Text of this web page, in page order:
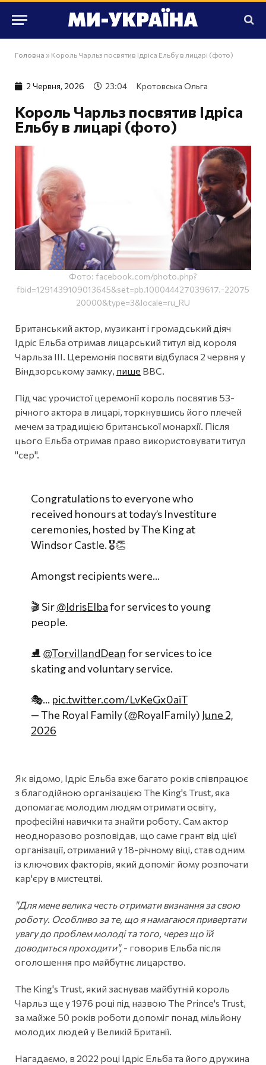
Головна » Король Чарльз посвятив Ідріса Ельбу в лицарі (фото)
2 Червня, 2026 23:04 Кротовська Ольга
Король Чарльз посвятив Ідріса
Ельбу в лицарі (фото)
Фото: facebook.com/photo.php?
fbid=1291439109013645&set=pb.100044427039617.-22075
20000&type=3&locale=ru_RU
Британський актор, музикант і громадський діяч
Ідріс Ельба отримав лицарський титул від короля
Чарльза III. Церемонія посвяти відбулася 2 червня у
Віндзорському замку, пише ВВС.
Під час урочистої церемонії король посвятив 53-
річного актора в лицарі, торкнувшись його плечей
мечем за традицією британської монархії. Після
цього Ельба отримав право використовувати титул
"сер".
Congratulations to everyone who
received honours at today’s Investiture
ceremonies, hosted by The King at
Windsor Castle. 🎖️👏
Amongst recipients were...
🎬 Sir@IdrisElbafor services to young
people.
⛸️ @TorvillandDeanfor services to ice
skating and voluntary service.
🎭… pic.twitter.com/LvKeGx0aiT
— The Royal Family (@RoyalFamily) June 2,
2026
Як відомо, Ідріс Ельба вже багато років співпрацює
з благодійною організацією The King's Trust, яка
допомагає молодим людям отримати освіту,
професійні навички та знайти роботу. Сам актор
неодноразово розповідав, що саме грант від цієї
організації, отриманий у 18-річному віці, став одним
із ключових факторів, який допоміг йому розпочати
кар'єру в мистецтві.
"Для мене велика честь отримати визнання за свою
роботу. Особливо за те, що я намагаюся привертати
увагу до проблем молоді та того, через що їй
доводиться проходити", - говорив Ельба після
оголошення про майбутнє лицарство.
The King's Trust, який заснував майбутній король
Чарльз ще у 1976 році під назвою The Prince's Trust,
за майже 50 років роботи допоміг понад мільйону
молодих людей у Великій Британії.
Нагадаємо, в 2022 році Ідріс Ельба та його дружина